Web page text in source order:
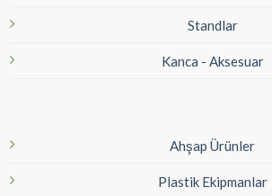
Standlar
Kanca - Aksesuar
Ahşap Ürünler
Plastik Ekipmanlar